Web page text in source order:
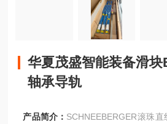
华夏茂盛智能装备滑
轴承导轨
产品简介： SCHNEEBERGER滚珠